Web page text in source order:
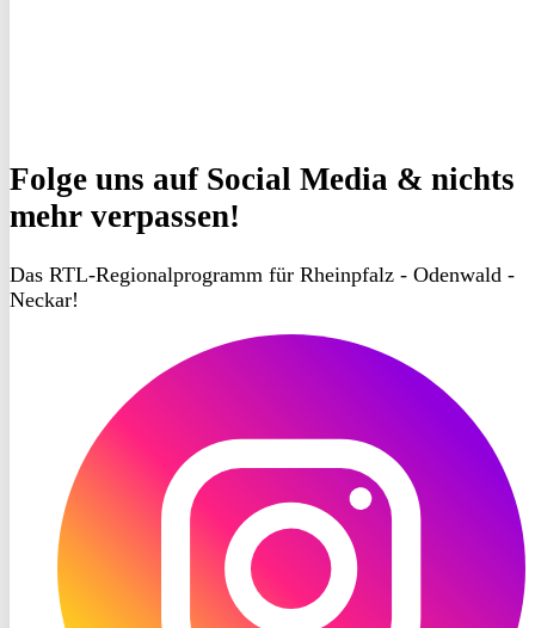
Folge uns auf Social Media & nichts
mehr verpassen!
Das RTL-Regionalprogramm für Rheinpfalz - Odenwald -
Neckar!
Instagram